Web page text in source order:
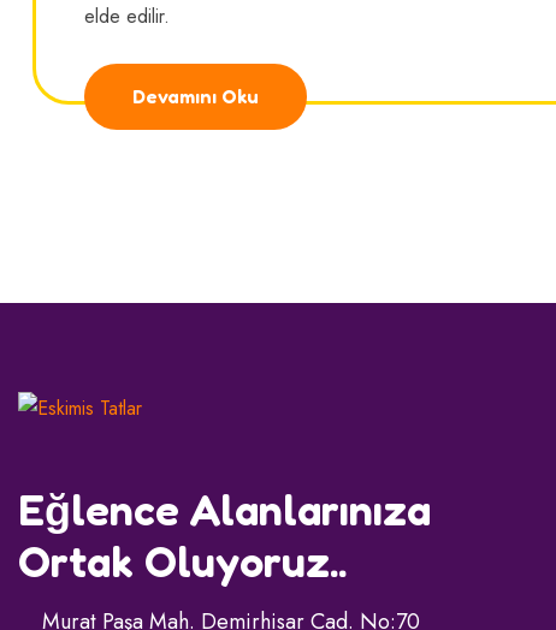
elde edilir.
Devamını Oku
Eğlence Alanlarınıza
Ortak Oluyoruz..
Murat Paşa Mah. Demirhisar Cad. No:70